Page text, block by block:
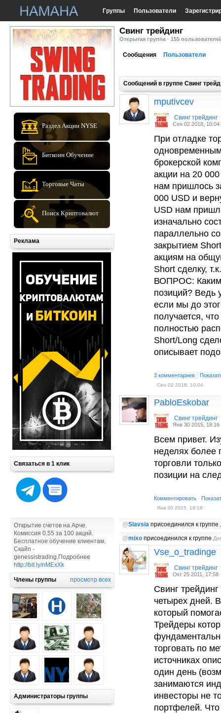
Группы Пользователи
Раздел Акции NYSE
Биткоин Обучение
Торговые Чаты
Поиск Криптовалют
Реклама
Связаться в 1 клик
Открытие счетов на Арче.
Комиссия 0.55 за 100 акций.
Бесплатное обучение клиентам.
Скайп -
genessistrading.Подробнее
http://bit.ly/nMExXk
Члены группы просмотр всех
Администраторы группы
Cвинг трейдинг
Открытая группа · 155
Сообщения Пользователи
Сообщений в группе Cвинг
mputivcev
Cвинг трейдинг
Сен 02 2018, 10:04
При отладке
брокерской
акции на 20
нам пришлось
000 USD и
USD нам
изначально
параллельно
закрытием
акциям на
Short сделку,
ВОПРОС: Каким
позиций? Ведь
если мы до
получается,
полностью
Short/Long
описывает
3 комментариев ·
Сен 02 2018, 10:04
PabloEskobar
Cвинг трейдинг
Янв 30 2015, 18:16
Всем привет.
неделях более
торговли
позиции на
Комментировать ·
Янв 30 2015, 18:16
@Slavsia присоединился к группе
@mixo присоединился к группе
Vse_o_tradinge
Cвинг трейдинг
Окт 25 2011, 17:58
Свинг
четырех дней.
который
Трейдеры
торговать по
источниках
один день
занимаются
инвесторы не
портфелей. Что